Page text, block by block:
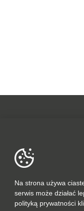
SOCIAL MEDIA
DANE FIRMOWE
Na strona używa
serwis może działać
polityką prywatności